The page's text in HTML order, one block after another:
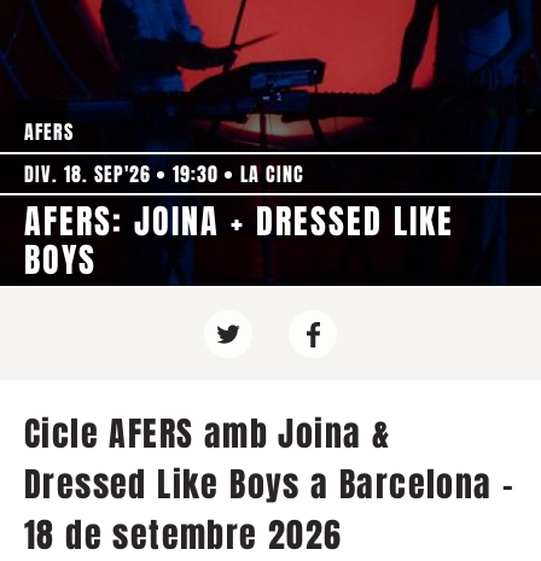
AFERS
DIV. 18. SEP'26
19:30 LA CINC
AFERS: JOINA + DRESSED LIKE
BOYS
Cicle AFERS amb Joina &
Dressed Like Boys a Barcelona -
18 de setembre 2026